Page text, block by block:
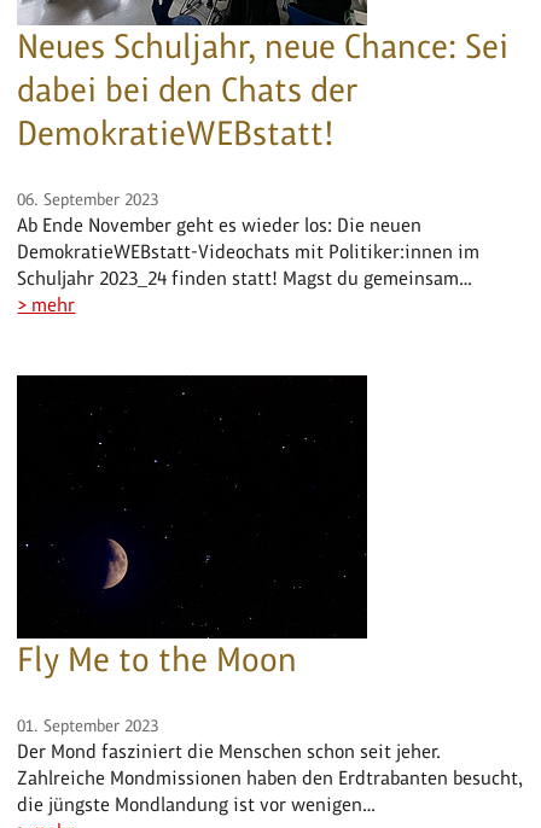
Neues Schuljahr, neue Chance: Sei
dabei bei den Chats der
DemokratieWEBstatt!
06. September 2023
Ab Ende November geht es wieder los: Die neuen
DemokratieWEBstatt-Videochats mit Politiker:innen im
Schuljahr 2023_24 finden statt! Magst du gemeinsam…
> mehr
Fly Me to the Moon
01. September 2023
Der Mond fasziniert die Menschen schon seit jeher.
Zahlreiche Mondmissionen haben den Erdtrabanten besucht,
die jüngste Mondlandung ist vor wenigen…